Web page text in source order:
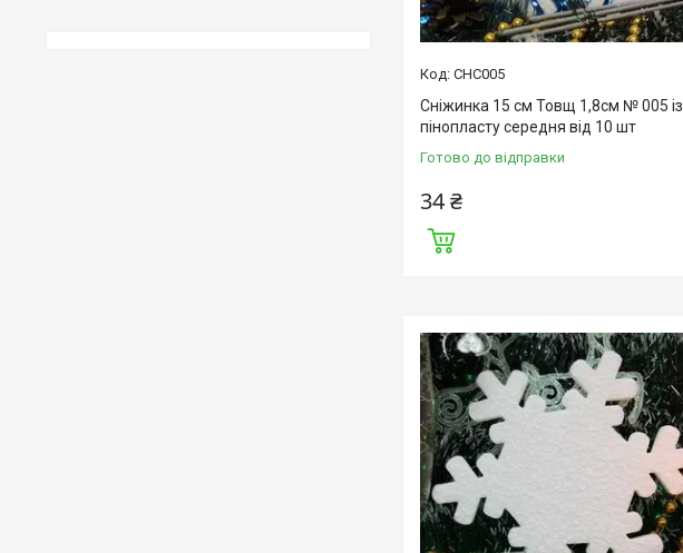
СНС005
Сніжинка 15 см Товщ 1,8см № 005 із
пінопласту середня від 10 шт
Готово до відправки
34 ₴